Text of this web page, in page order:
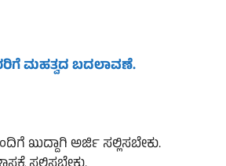
ಮಹತ್ವದ ಬದಲಾವಣೆ.
ಖುದ್ದಾಗಿ ಅರ್ಜಿ ಸಲ್ಲಿಸಬೇಕು.